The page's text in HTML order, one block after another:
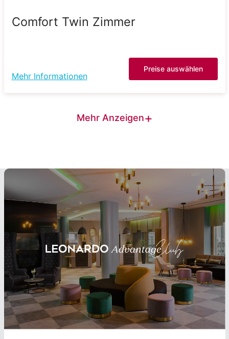
Comfort Twin Zimmer
Mehr Informationen
Preise auswählen
Mehr Anzeigen+